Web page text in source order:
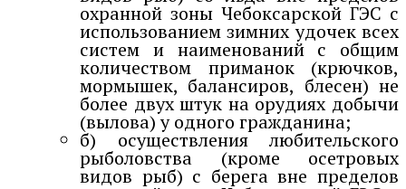
охранной зоны Чебоксарской ГЭС с
использованием зимних удочек всех
систем и наименований с общим
количеством приманок (крючков,
мормышек, балансиров, блесен) не
более двух штук на орудиях добычи
(вылова) у одного гражданина;
б) осуществления любительского
рыболовства (кроме осетровых
видов рыб) с берега вне пределов